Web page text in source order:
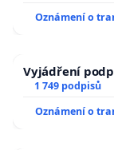
Oznámení o
Vyjádření
1 749 podpisů
Oznámení o